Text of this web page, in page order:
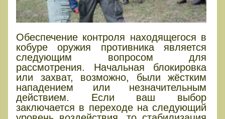
Обеспечение контроля находящегося в
кобуре оружия противника является
следующим вопросом для
рассмотрения. Начальная блокировка
или захват, возможно, были жёстким
нападением или незначительным
действием. Если ваш выбор
заключается в переходе на следующий